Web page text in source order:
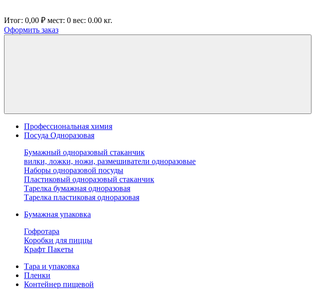
Итог: 0,00 ₽ мест: 0 вес: 0.00 кг.
Оформить заказ
Профессиональная химия
Посуда Одноразовая
Бумажный одноразовый стаканчик
вилки, ложки, ножи, размешиватели одноразовые
Наборы одноразовой посуды
Пластиковый одноразовый стаканчик
Тарелка бумажная одноразовая
Тарелка пластиковая одноразовая
Бумажная упаковка
Гофротара
Коробки для пиццы
Крафт Пакеты
Тара и упаковка
Пленки
Контейнер пищевой